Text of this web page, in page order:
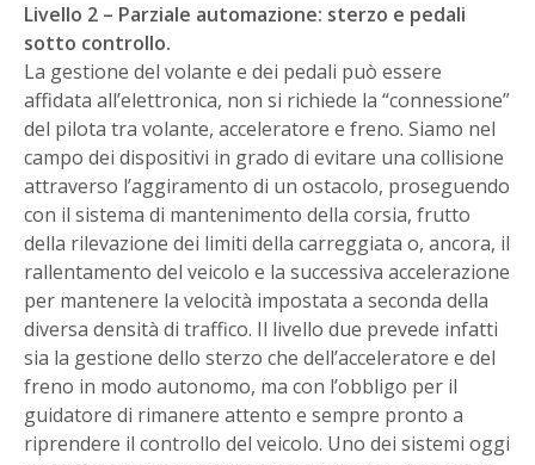
Livello 2 – Parziale automazione: sterzo e pedali
sotto controllo.
La gestione del volante e dei pedali può essere
affidata all’elettronica, non si richiede la “connessione”
del pilota tra volante, acceleratore e freno. Siamo nel
campo dei dispositivi in grado di evitare una collisione
attraverso l’aggiramento di un ostacolo, proseguendo
con il sistema di mantenimento della corsia, frutto
della rilevazione dei limiti della carreggiata o, ancora, il
rallentamento del veicolo e la successiva accelerazione
per mantenere la velocità impostata a seconda della
diversa densità di traffico. Il livello due prevede infatti
sia la gestione dello sterzo che dell’acceleratore e del
freno in modo autonomo, ma con l’obbligo per il
guidatore di rimanere attento e sempre pronto a
riprendere il controllo del veicolo. Uno dei sistemi oggi